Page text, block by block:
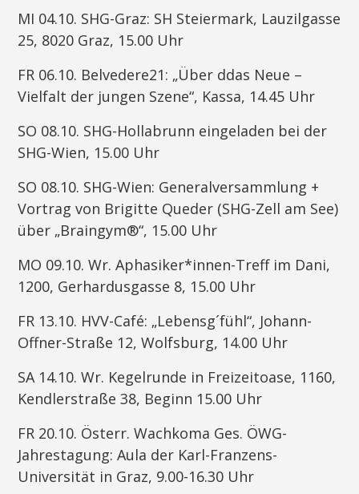
MI 04.10. SHG-Graz: SH Steiermark, Lauzilgasse
25, 8020 Graz, 15.00 Uhr
FR 06.10. Belvedere21: „Über ddas Neue –
Vielfalt der jungen Szene“, Kassa, 14.45 Uhr
SO 08.10. SHG-Hollabrunn eingeladen bei der
SHG-Wien, 15.00 Uhr
SO 08.10. SHG-Wien: Generalversammlung +
Vortrag von Brigitte Queder (SHG-Zell am See)
über „Braingym®“, 15.00 Uhr
MO 09.10. Wr. Aphasiker*innen-Treff im Dani,
1200, Gerhardusgasse 8, 15.00 Uhr
FR 13.10. HVV-Café: „Lebensg´fühl“, Johann-
Offner-Straße 12, Wolfsburg, 14.00 Uhr
SA 14.10. Wr. Kegelrunde in Freizeitoase, 1160,
Kendlerstraße 38, Beginn 15.00 Uhr
FR 20.10. Österr. Wachkoma Ges. ÖWG-
Jahrestagung: Aula der Karl-Franzens-
Universität in Graz, 9.00-16.30 Uhr